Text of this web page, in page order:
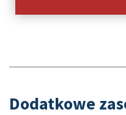
Dodatkowe